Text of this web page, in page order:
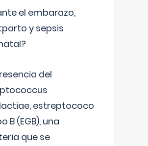
el embarazo,
y sepsis
del
estreptococo
B (EGB), una
que se